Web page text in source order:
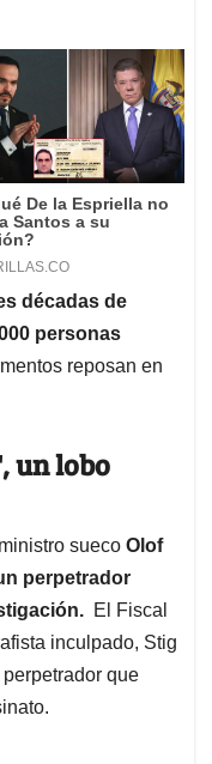
décadas de
personas
reposan en
un lobo
sueco Olof
perpetrador
El Fiscal
inculpado, Stig
que